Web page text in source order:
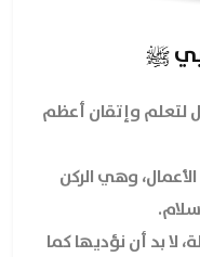
ﷺ
لتعلم وإتقان أعظم
وهي الركن
لا بد أن نؤديها كما